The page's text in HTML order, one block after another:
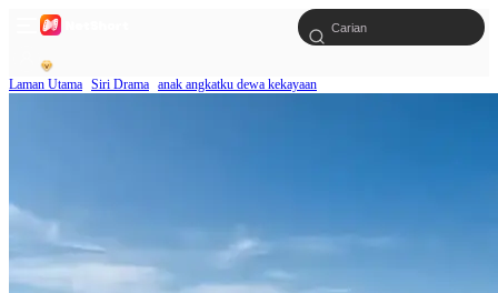
Laman Utama Siri Drama anak angkatku dewa kekayaan